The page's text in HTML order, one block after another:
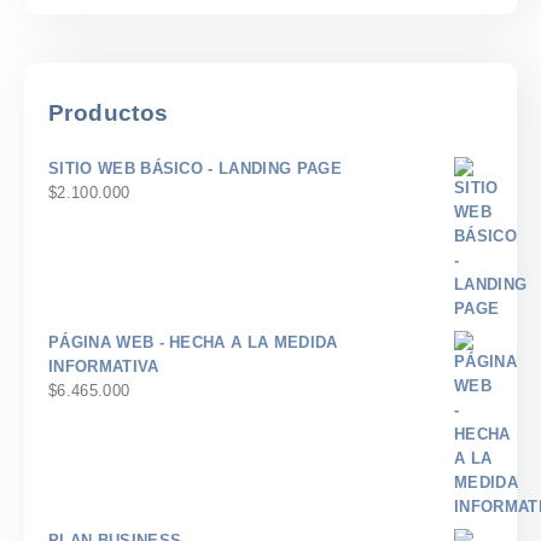
Productos
SITIO WEB BÁSICO - LANDING PAGE
$2.100.000
PÁGINA WEB - HECHA A LA MEDIDA
INFORMATIVA
$6.465.000